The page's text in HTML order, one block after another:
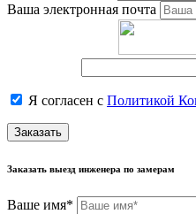
Ваша электронная почта
Я согласен с Политикой
Заказать
Заказать выезд инженера по замерам
Ваше имя*